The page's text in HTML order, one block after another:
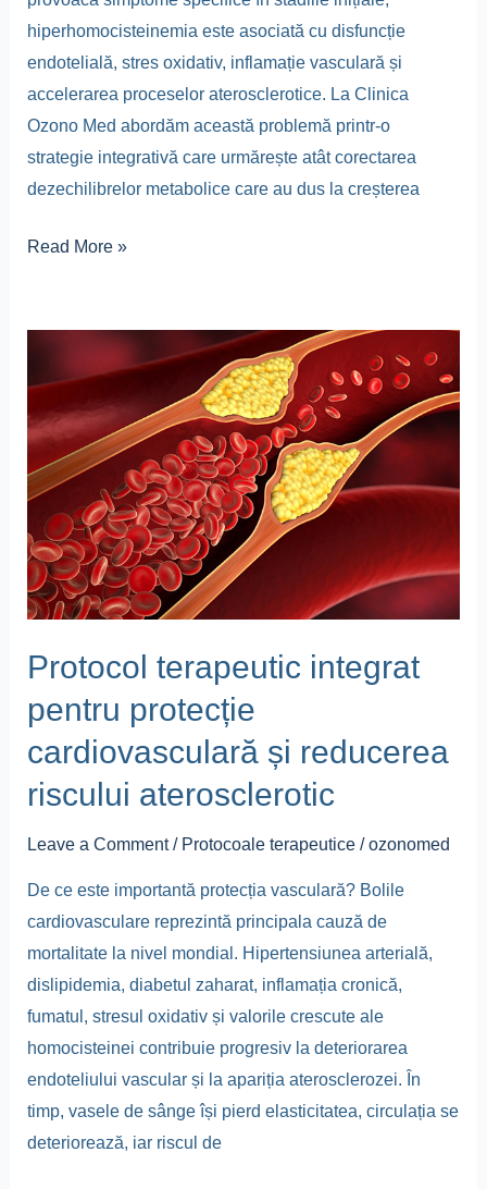
hiperhomocisteinemia este asociată cu disfuncție
endotelială, stres oxidativ, inflamație vasculară și
accelerarea proceselor aterosclerotice. La Clinica
Ozono Med abordăm această problemă printr-o
strategie integrativă care urmărește atât corectarea
dezechilibrelor metabolice care au dus la creșterea
Read More »
Protocol terapeutic integrat
pentru protecție
cardiovasculară și reducerea
riscului aterosclerotic
Leave a Comment / Protocoale terapeutice/ozonomed
De ce este importantă protecția vasculară? Bolile
cardiovasculare reprezintă principala cauză de
mortalitate la nivel mondial. Hipertensiunea arterială,
dislipidemia, diabetul zaharat, inflamația cronică,
fumatul, stresul oxidativ și valorile crescute ale
homocisteinei contribuie progresiv la deteriorarea
endoteliului vascular și la apariția aterosclerozei. În
timp, vasele de sânge își pierd elasticitatea, circulația se
deteriorează, iar riscul de
terapeutic
integrat
pentru
protecție
cardiovasculară
și
reducerea
riscului